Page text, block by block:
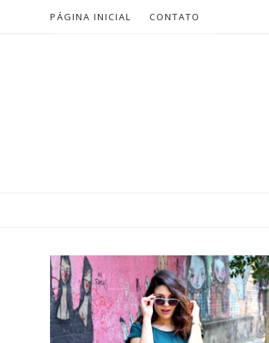
PÁGINA INICIAL CONTATO